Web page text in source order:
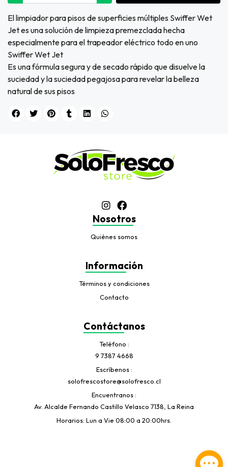
El limpiador para pisos de superficies múltiples Swiffer Wet
Jet es una solución de limpieza premezclada hecha
especialmente para el trapeador eléctrico todo en uno
Swiffer Wet Jet
Es una fórmula segura y de secado rápido que disuelve la
suciedad y la suciedad pegajosa para revelar la belleza
natural de sus pisos
Nosotros
Quiénes somos
Información
Términos y condiciones
Contacto
Contáctanos
Teléfono
9 7387 4668
Escríbenos
solofrescostore@solofresco.cl
Encuentranos
Av. Alcalde Fernando Castillo Velasco 7138, La Reina
Horarios: Lun a Vie 08:00 a 20:00hrs.